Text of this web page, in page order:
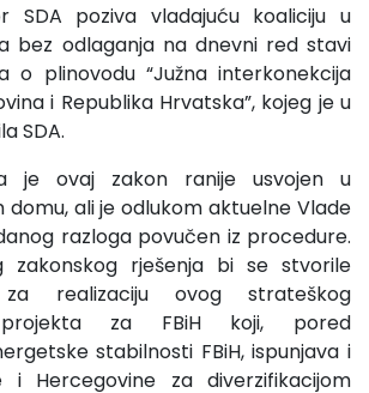
SDA poziva vladajuću koaliciju u
bez odlaganja na dnevni red stavi
o plinovodu “Južna interkonekcija
i Republika Hrvatska”, kojeg je u
SDA.
je ovaj zakon ranije usvojen u
domu, ali je odlukom aktuelne Vlade
razloga povučen iz procedure.
zakonskog rješenja bi se stvorile
za realizaciju ovog strateškog
projekta za FBiH koji, pored
stabilnosti FBiH, ispunjava i
i Hercegovine za diverzifikacijom